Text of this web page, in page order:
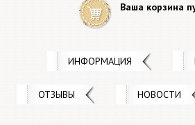
Ваша корзина
ИНФОРМАЦИЯ
ОТЗЫВЫ НОВОСТИ